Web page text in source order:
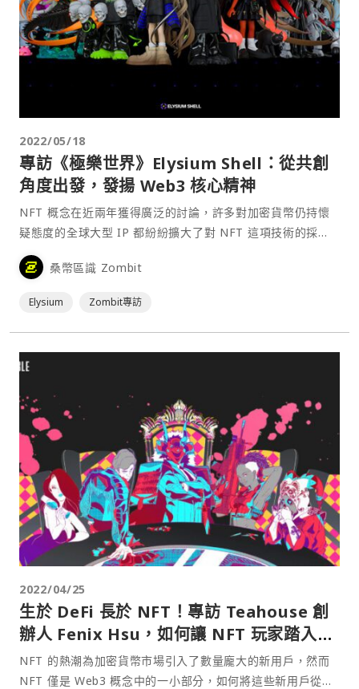
2022/05/18
專訪《極樂世界》Elysium Shell：從共創
角度出發，發揚 Web3 核心精神
NFT 概念在近兩年獲得廣泛的討論，許多對加密貨幣仍持懷
疑態度的全球大型 IP 都紛紛擴大了對 NFT 這項技術的採
用。而身處於台灣市場的我們，也能深刻的感受到 NFT「出
圈」程度，身邊許多不了解區塊鏈技術的家人朋友，也都在討
桑幣區識 Zombit
Elysium Zombit專訪
2022/04/25
生於 DeFi 長於 NFT！專訪 Teahouse 創
辦人 Fenix Hsu，如何讓 NFT 玩家踏入更
廣泛的 Web3 世界
NFT 的熱潮為加密貨幣市場引入了數量龐大的新用戶，然而
NFT 僅是 Web3 概念中的一小部分，如何將這些新用戶從